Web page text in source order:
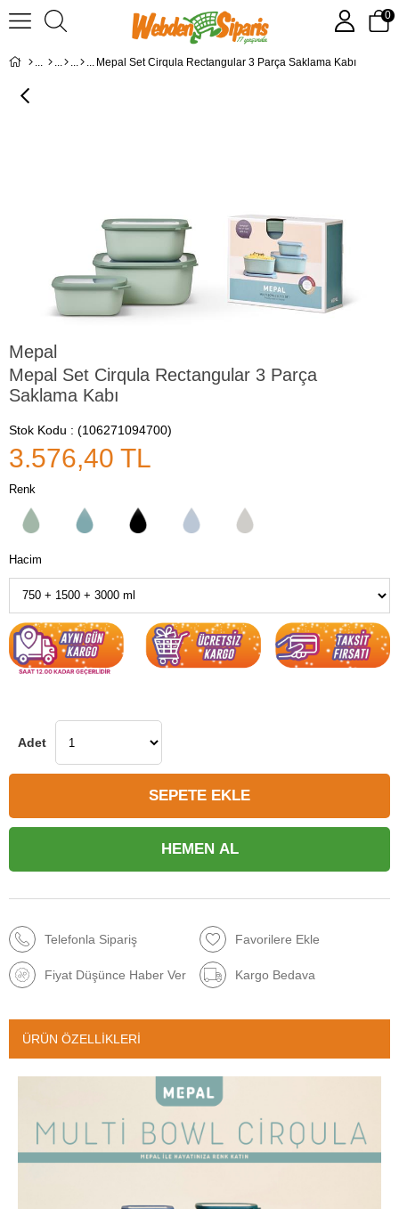
0
Mepal Set Cirqula Rectangular 3 Parça Saklama Kabı
Mepal
Mepal Set Cirqula Rectangular 3 Parça
Saklama Kabı
Stok Kodu (106271094700)
3.576,40 TL
Renk
Hacim
Telefonla Sipariş Favorilere Ekle
Fiyat Düşünce Haber Ver Kargo Bedava
ÜRÜN ÖZELLIKLERI